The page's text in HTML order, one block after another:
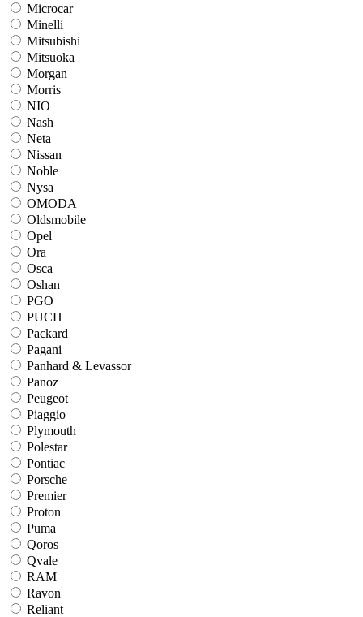
Microcar
Minelli
Mitsubishi
Mitsuoka
Morgan
Morris
NIO
Nash
Neta
Nissan
Noble
Nysa
OMODA
Oldsmobile
Opel
Ora
Osca
Oshan
PGO
PUCH
Packard
Pagani
Panhard & Levassor
Panoz
Peugeot
Piaggio
Plymouth
Polestar
Pontiac
Porsche
Premier
Proton
Puma
Qoros
Qvale
RAM
Ravon
Reliant